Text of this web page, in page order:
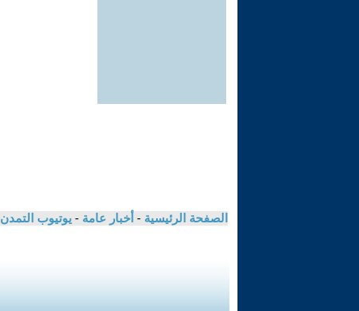
الصفحة الرئيسية - أخبار عامة - يوتيوب التمدن